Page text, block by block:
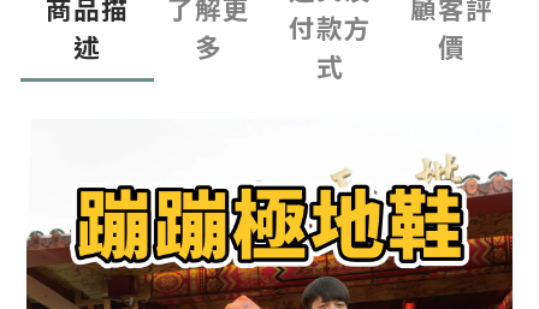
商品描
述
了解更
多
付款方
式
顧客評
價